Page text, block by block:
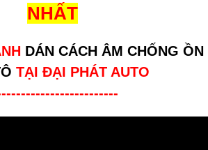
NHẤT
DÁN CÁCH ÂM CHỐNG ỒN
TẠI ĐẠI PHÁT AUTO